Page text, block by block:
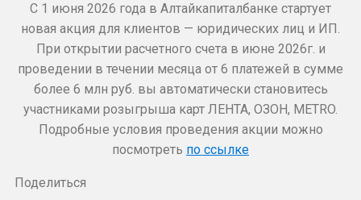
С 1 июня 2026 года в Алтайкапиталбанке стартует
новая акция для клиентов — юридических лиц и ИП.
При открытии расчетного счета в июне 2026г. и
проведении в течении месяца от 6 платежей в сумме
более 6 млн руб. вы автоматически становитесь
участниками розыгрыша карт ЛЕНТА, ОЗОН, METRO.
Подробные условия проведения акции можно
посмотреть по ссылке
Поделиться